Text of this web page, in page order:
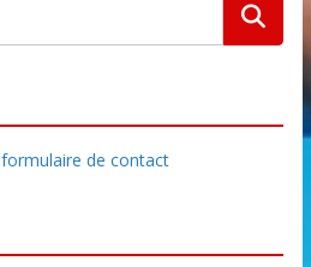
formulaire de contact